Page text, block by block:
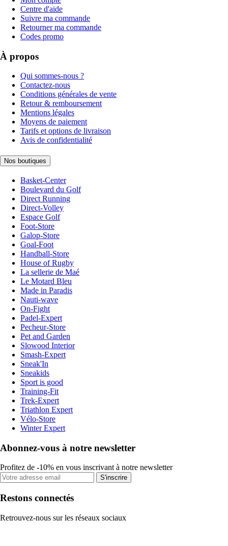
Centre d'aide
Suivre ma commande
Retourner ma commande
Codes promo
À propos
Qui sommes-nous ?
Contactez-nous
Conditions générales de vente
Retour & remboursement
Mentions légales
Moyens de paiement
Tarifs et options de livraison
Avis de confidentialité
Nos boutiques
Basket-Center
Boulevard du Golf
Direct Running
Direct-Volley
Espace Golf
Foot-Store
Galop-Store
Goal-Foot
Handball-Store
House of Rugby
La sellerie de Maé
Le Motard Bleu
Made in Paradis
Nauti-wave
On-Fight
Padel-Expert
Pecheur-Store
Pet and Garden
Slowood Interior
Smash-Expert
Sneak'In
Sneakids
Sport is good
Training-Fit
Trek-Expert
Triathlon Expert
Vélo-Store
Winter Expert
Abonnez-vous à notre newsletter
Profitez de -10% en vous inscrivant à notre newsletter
S'inscrire
Restons connectés
Retrouvez-nous sur les réseaux sociaux